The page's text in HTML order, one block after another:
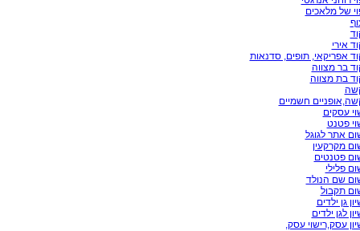
של מלאכים
אירי
אפריקאי, תופים, סדנאות
בר מצווה
בת מצווה
חשמיים
עסקים
פטנט
אתר לגוגל
מקרקעין
פטנטים
פלילי
שם הנולד
תקבול
גן ילדים
לגן ילדים
עסק,רישוי עסק,